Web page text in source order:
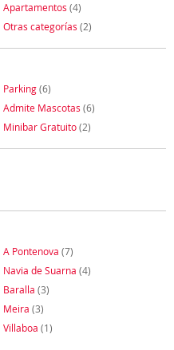
Apartamentos (4)
Otras categorías (2)
Parking(6)
Admite Mascotas (6)
Minibar Gratuito(2)
A Pontenova (7)
Navia de Suarna (4)
Baralla (3)
Meira (3)
Villaboa (1)